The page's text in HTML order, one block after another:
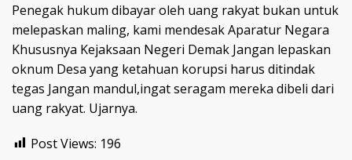
Penegak hukum dibayar oleh uang rakyat bukan untuk
melepaskan maling, kami mendesak Aparatur Negara
Khususnya Kejaksaan Negeri Demak Jangan lepaskan
oknum Desa yang ketahuan korupsi harus ditindak
tegas Jangan mandul,ingat seragam mereka dibeli dari
uang rakyat. Ujarnya.
Post Views: 196